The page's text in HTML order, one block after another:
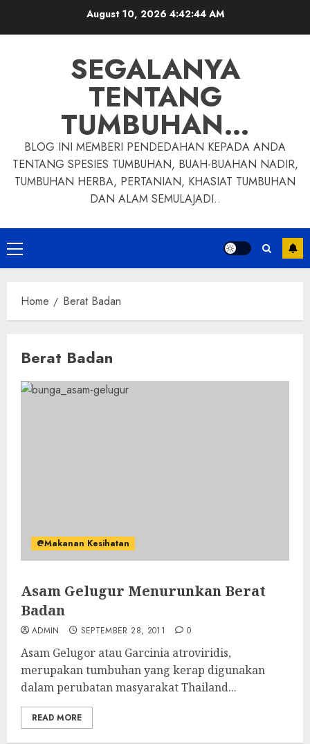
August 10, 2026 4:42:45 AM
SEGALANYA
TENTANG
TUMBUHAN…
BLOG INI MEMBERI PENDEDAHAN KEPADA ANDA
TENTANG SPESIES TUMBUHAN, BUAH-BUAHAN NADIR,
TUMBUHAN HERBA, PERTANIAN, KHASIAT TUMBUHAN
DAN ALAM SEMULAJADI..
Primary
Menu
Home Berat Badan
Berat Badan
@Makanan Kesihatan
Asam Gelugur Menurunkan Berat
Badan
ADMIN SEPTEMBER 28, 2011 0
Asam Gelugor atau Garcinia atroviridis,
merupakan tumbuhan yang kerap digunakan
dalam perubatan masyarakat Thailand...
READ MORE